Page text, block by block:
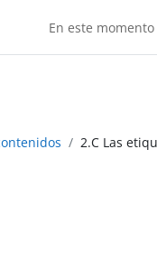
En este
2.C Las